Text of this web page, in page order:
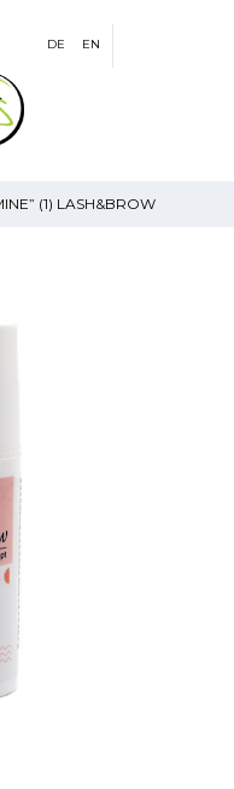
DE EN
(1) LASH&BROW